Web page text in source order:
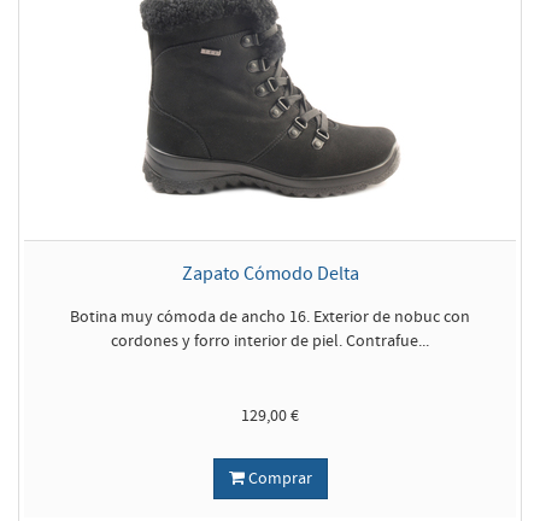
Zapato Cómodo Delta
Botina muy cómoda de ancho 16. Exterior de nobuc con
cordones y forro interior de piel. Contrafue...
129,00 €
Comprar